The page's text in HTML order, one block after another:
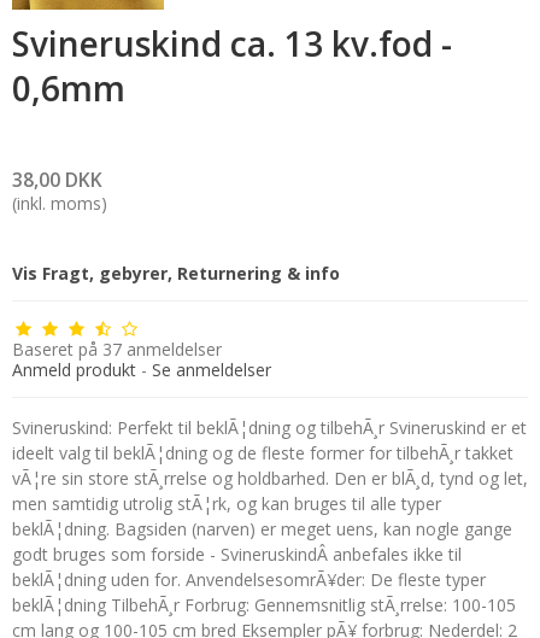
Svineruskind ca. 13 kv.fod -
0,6mm
38,00 DKK
(inkl. moms)
Vis Fragt, gebyrer, Returnering & info
Baseret på 37 anmeldelser
Anmeld produkt - Se anmeldelser
Svineruskind: Perfekt til beklÃ¦dning og tilbehÃ¸r Svineruskind er et
ideelt valg til beklÃ¦dning og de fleste former for tilbehÃ¸r takket
vÃ¦re sin store stÃ¸rrelse og holdbarhed. Den er blÃ¸d, tynd og let,
men samtidig utrolig stÃ¦rk, og kan bruges til alle typer
beklÃ¦dning. Bagsiden (narven) er meget uens, kan nogle gange
godt bruges som forside - SvineruskindÂ anbefales ikke til
beklÃ¦dning uden for. AnvendelsesomrÃ¥der: De fleste typer
beklÃ¦dning TilbehÃ¸r Forbrug: Gennemsnitlig stÃ¸rrelse: 100-105
cm lang og 100-105 cm bred Eksempler pÃ¥ forbrug: Nederdel: 2